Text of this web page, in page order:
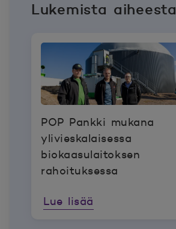
Lukemista aiheesta
POP Pankki mukana
ylivieskalaisessa
biokaasulaitoksen
rahoituksessa
Lue lisää